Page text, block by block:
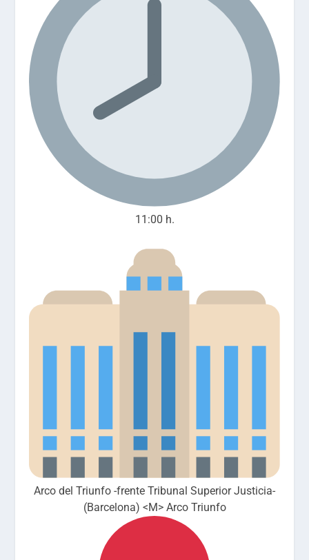
11 :00 h.
Arco del Triunfo -frente Tribunal Superior Justicia-
(Barcelona) <M> Arco Triunfo